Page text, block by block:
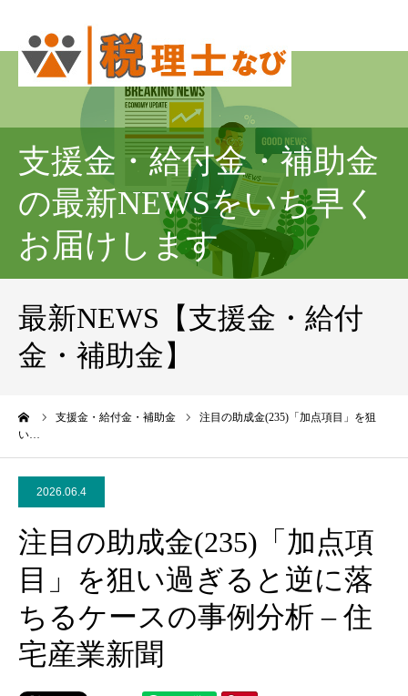
支援金・給付金・補助金
の最新NEWSをいち早く
お届けします
最新NEWS【支援金・給付
金・補助金】
支援金・給付金・補助金
注目の助成金(235)「加点項目」を狙
い…
2026.06.4
注目の助成金(235)「加点項
目」を狙い過ぎると逆に落
ちるケースの事例分析 – 住
宅産業新聞